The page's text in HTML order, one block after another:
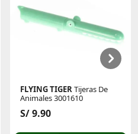
tiene calificaciones.
y acumula Puntos.
FLYING TIGERTijeras De
Animales 3001610
S/ 9.90